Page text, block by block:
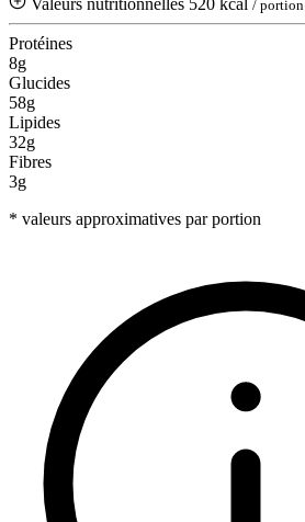
Valeurs nutritionnelles 520 kcal / portion
Protéines
8g
Glucides
58g
Lipides
32g
Fibres
3g
* valeurs approximatives par portion